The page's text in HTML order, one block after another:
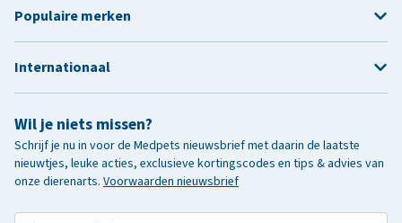
Wil je niets missen?
Schrijf je nu in voor de Medpets nieuwsbrief met daarin de laatste
nieuwtjes, leuke acties, exclusieve kortingscodes en tips & advies van
onze dierenarts. Voorwaarden nieuwsbrief
Populaire merken
Internationaal